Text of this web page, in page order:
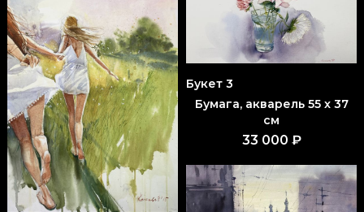
Букет 3
Бумага, акварель 55 x 37
см
33 000 ₽